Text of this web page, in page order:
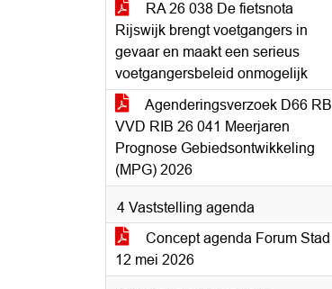
RA 26 038 De fietsnota
Rijswijk brengt voetgangers in
gevaar en maakt een serieus
voetgangersbeleid onmogelijk
Agenderingsverzoek D66 RB
VVD RIB 26 041 Meerjaren
Prognose Gebiedsontwikkeling
(MPG) 2026
4 Vaststelling agenda
Concept agenda Forum Stad
12 mei 2026